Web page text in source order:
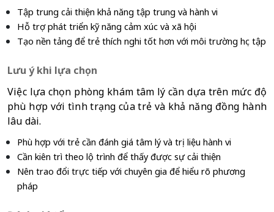
Tập trung cải thiện khả năng tập trung và hành vi
Hỗ trợ phát triển kỹ năng cảm xúc và xã hội
Tạo nền tảng để trẻ thích nghi tốt hơn với môi trường học tập
Lưu ý khi lựa chọn
Việc lựa chọn phòng khám tâm lý cần dựa trên mức độ
phù hợp với tình trạng của trẻ và khả năng đồng hành
lâu dài.
Phù hợp với trẻ cần đánh giá tâm lý và trị liệu hành vi
Cần kiên trì theo lộ trình để thấy được sự cải thiện
Nên trao đổi trực tiếp với chuyên gia để hiểu rõ phương
pháp